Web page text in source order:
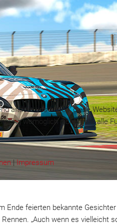
Ende feierten bekannte
„Auch wenn es vielleicht
andere uns helfen, diese
womöglich nicht mehr alle
| Impressum